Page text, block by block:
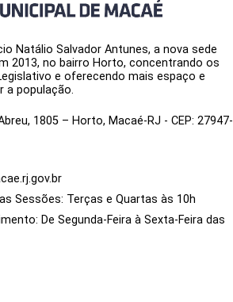
Natálio Salvador Antunes, a nova sede
2013, no bairro Horto, concentrando os
e oferecendo mais espaço e
a população.
1805 – Horto, Macaé-RJ - CEP: 27947-
Sessões: Terças e Quartas às 10h
De Segunda-Feira à Sexta-Feira das